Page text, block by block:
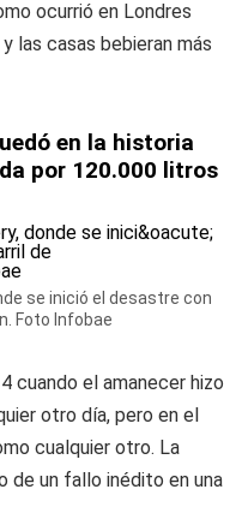
ocurrió en Londres
las casas bebieran más
en la historia
por 120.000 litros
se inició el desastre con
Foto Infobae
cuando el amanecer hizo
otro día, pero en el
cualquier otro. La
de un fallo inédito en una